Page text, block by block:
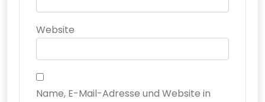
Website
Name, E-Mail-Adresse und Website in